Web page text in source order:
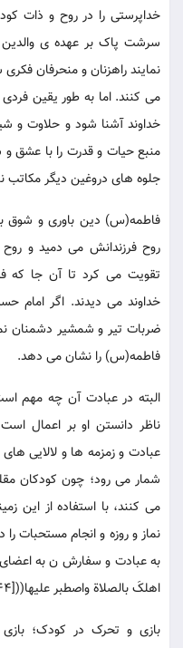
خداپرستی را در روح و ذات
سرشت پاک بر عهده ی
نمایند راهزنان و منحرفان
می کنند. اما به طور یقین
خداوند آشنا شود و حلاوت و
منبع حیات و قدرت را با عشق
جلوه های دروغین دیگر مکاتب
فاطمه(س) دین باوری و شوق
روح فرزندانش می دمید و
تقویت می کرد تا آن جا که
خداوند می دیدند. اگر امام
ضربات تیر و شمشیر دشمنان
فاطمه(س) را نشان می دهد.
البته در عبادت آن چه مهم
ناظر دانستن او بر اعمال
عبادت و زمزمه ها و لالایی
شمار می رود؛ چون کودکان
می کنند، با استفاده از این
نماز و روزه و انجام مستحبات
به عبادت و سفارش ن به اعضای
اهلکَ بالصلاة واصطبر علیها(([44]).
بازی و تحرک در کودک؛